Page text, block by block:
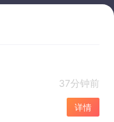
37分钟前
详情